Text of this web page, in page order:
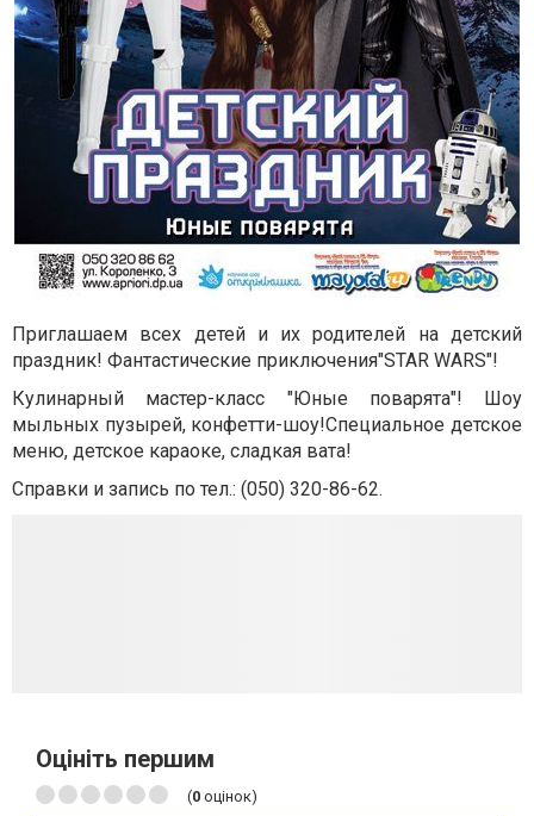
Приглашаем всех детей и их родителей на­ детский
праздник! Фантастические приключения"STAR WARS"!
Кулинарный мастер-класс "Юные поварята"!­­ Шоу
мыльных пузырей, конфетти-шоу!Специальное детское
меню, детское карао­к­е, сладкая вата!
Справки и запись по тел.: (050) 320-86-62.
Оцініть першим
(0 оцінок)